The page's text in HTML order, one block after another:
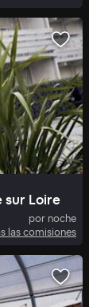
sur Loire
por noche
las comisiones